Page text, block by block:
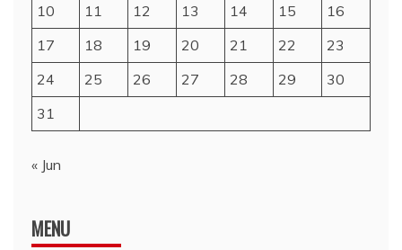
10
11 12 13 14 15
16
17
18 19 20 21 22
23
24
25 26 27 28 29
30
31
« Jun
MENU